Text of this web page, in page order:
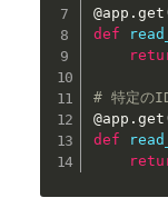
@app .get
def
# 特定の
@app .get
def